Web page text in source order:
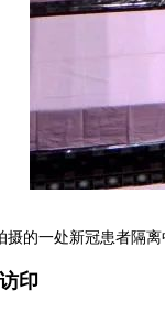
的一处新冠患者隔
印